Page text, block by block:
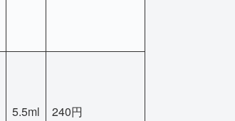
5.5ml 240円